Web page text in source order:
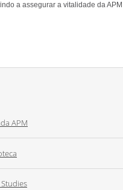
a assegurar a vitalidade da
APM
Studies